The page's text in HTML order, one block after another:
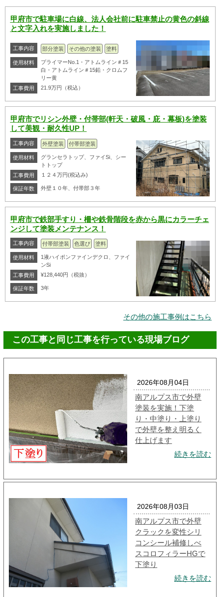
甲府市で駐車場に白線、法人会社前に駐車禁止の黄色の斜線
と文字入れを実施しました！
工事内容 部分塗装 その他の塗装 塗料
使用材料
プライマーNo.1・アトムライン＃15
白・アトムライン＃15鉛・クロムフ
リー黄
工事費用
21.9万円（税込）
甲府市でリシン外壁・付帯部(軒天・破風・庇・幕板)を塗装
して美観・耐久性UP！
工事内容 外壁塗装 付帯部塗装
使用材料
グランセラトップ、ファイSi、シー
トトップ
工事費用
１２４万円(税込み)
保証年数 外壁１０年、付帯部３年
甲府市で鉄部手すり・柵や鉄骨階段を赤から黒にカラーチェ
ンジして塗装メンテナンス！
工事内容 付帯部塗装 色選び 塗料
使用材料
1液ハイポンファインデクロ、ファイ
ンSi
工事費用
¥128,440円（税抜）
保証年数 3年
その他の施工事例はこちら
この工事と同じ工事を行っている現場ブログ
2026年08月04日
南アルプス市で外壁
塗装を実施！下塗
り・中塗り・上塗り
で外壁を整え明るく
仕上げます
続きを読む
2026年08月03日
南アルプス市で外壁
クラックを変性シリ
コンシール補修しべ
スコロフィラーHGで
下塗り
続きを読む